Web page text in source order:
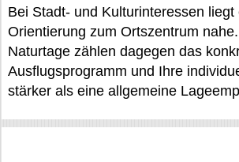
Bei Stadt- und Kulturinteressen liegt
Orientierung zum Ortszentrum
Naturtage zählen dagegen das
Ausflugsprogramm und Ihre
stärker als eine allgemeine